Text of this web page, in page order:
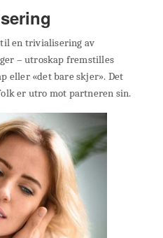
en trivialisering av
– utroskap fremstilles
eller «det bare skjer». Det
er utro mot partneren sin.